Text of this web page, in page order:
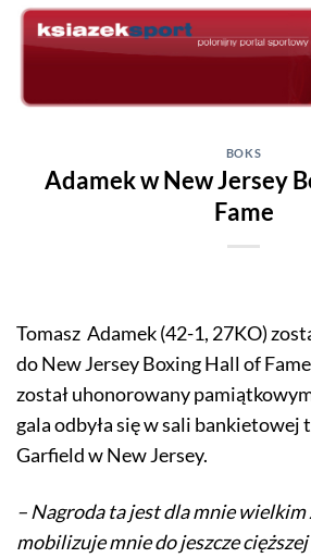
Skip
BOKS
Adamek w New Jersey
Fame
Tomasz Adamek (42-1, 27KO)
do New Jersey Boxing Hall of
został uhonorowany
gala odbyła się w sali bankietowej
Garfield w New Jersey.
– Nagroda ta jest dla mnie wielkim
mobilizuje mnie do jeszcze